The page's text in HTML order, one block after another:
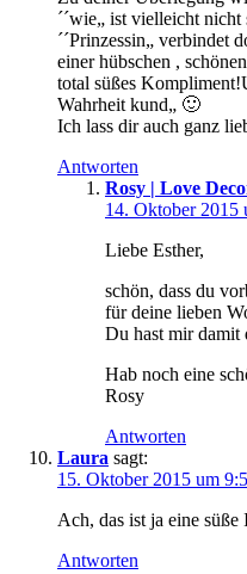
´´wie„ ist vielleicht
´´Prinzessin„ verbindet
einer hübschen ,
total süßes
Wahrheit kund„ 🙂
Ich lass dir auch ganz
Antworten
Rosy | Love
14. Oktober 2015
Liebe Esther,
schön, dass du
für deine lieben
Du hast mir damit
Hab noch eine
Rosy
Antworten
Laura sagt:
15. Oktober 2015 um
Ach, das ist ja eine süße
Antworten